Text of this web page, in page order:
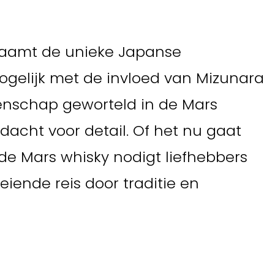
de unieke Japanse
met de invloed van Mizunara
geworteld in de Mars
voor detail. Of het nu gaat
Mars whisky nodigt liefhebbers
reis door traditie en